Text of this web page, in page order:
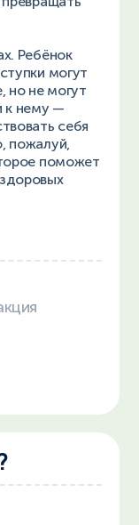
Ребёнок
могут
но не могут
к нему —
себя
пожалуй,
поможет